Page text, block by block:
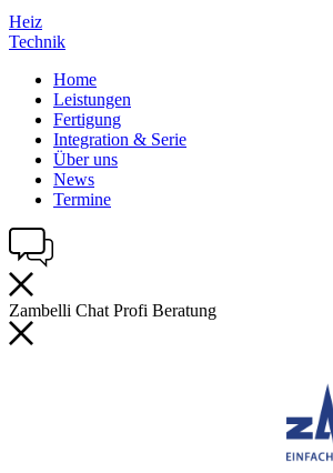
Heiz
Technik
Home
Leistungen
Fertigung
Integration & Serie
Über uns
News
Termine
Zambelli Chat Profi Beratung